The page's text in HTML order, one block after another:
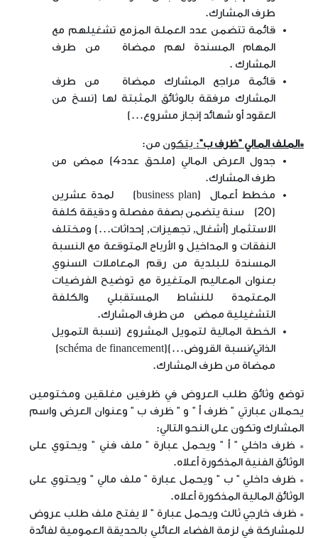
طرف المشارك.
قائمة تتضمن عدد العملة المزمع تشغيلهم مع
المهام المسندة لهم ممضاة من طرف
المشارك .
قائمة مراجع المشارك ممضاة من طرف
المشارك مرفقة بالوثائق المثبتة لها (نسخ من
العقود أو شهائد إنجاز مشروع...)
*الملف المالي "ظرف ب": يتكون من:
جدول العرض المالي (ملحق عدد4) ممضى من
طرف المشارك.
مخطط أعمال
(business plan) لمدة عشرين
(20) سنة يتضمن بصفة مفصلة و دقيقة كلفة
الاستثمار (أشغال, تجهيزات, إحداثات...) ومختلف
النفقات و المداخيل و الأرباح المتوقعة مع النسبة
المسندة للبلدية من رقم المعاملات السنوي
بعنوان المعاليم المتغيرة مع توضيح الفرضيات
المعتمدة للنشاط المستقبلي والكلفة
التشغيلية ممضى من طرف المشارك.
الخطة المالية لتمويل المشروع (نسبة التمويل
الذاتي/نسبة القروض...)(schéma de financement)
ممضاة من طرف المشارك.
توضع وثائق طلب العروض في ظرفين مغلقين ومختومين
يحملان عبارتي " ظرف أ " و " ظرف ب " وعنوان العرض واسم
المشارك وتكون على النحو التالي:
* ظرف داخلي " أ " ويحمل عبارة " ملف فني " ويحتوي على
الوثائق الفنية المذكورة أعلاه.
* ظرف داخلي " ب " ويحمل عبارة " ملف مالي " ويحتوي على
الوثائق المالية المذكورة أعلاه.
* ظرف خارجي ثالث ويحمل عبارة " لا يفتح ملف طلب عروض
للمشاركة في لزمة الفضاء العائلي بالحديقة العمومية لفائدة